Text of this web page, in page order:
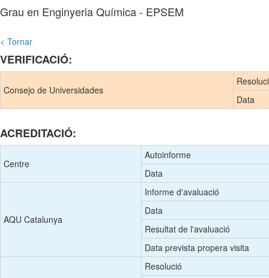
Grau en Enginyeria Química - EPSEM
< Tornar
VERIFICACIÓ:
Consejo de Universidades
Data
ACREDITACIÓ:
Centre
Autoinforme
Data
AQU Catalunya
Informe d'avaluació
Data
Resultat de l'avaluació
Data prevista propera visita
Resolució